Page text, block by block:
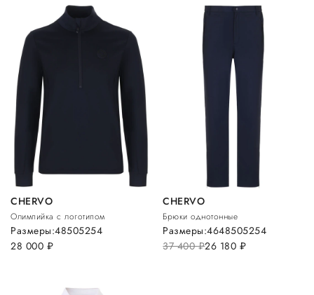
CHERVO
Олимпийка с логотипом
28 000 руб.
Размеры:48505254
CHERVO
Брюки однотонные
37 400руб.26 180 руб.
Размеры:4648505254